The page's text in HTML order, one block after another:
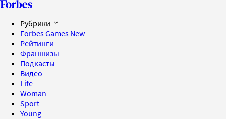
Рубрики
Forbes Games New
Рейтинги
Франшизы
Подкасты
Видео
Life
Woman
Sport
Young